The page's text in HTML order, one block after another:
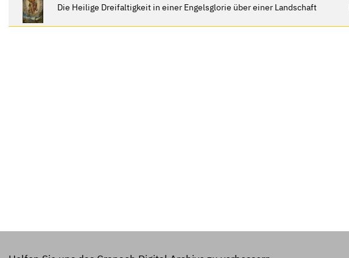
Die Heilige Dreifaltigkeit in einer Engelsglorie über einer Landschaft